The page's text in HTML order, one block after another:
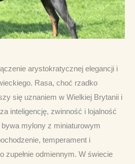
arystokratycznej elegancji i
Rasa, choć rzadko
się uznaniem w Wielkiej Brytanii i
inteligencję, zwinność i lojalność
mylony z miniaturowym
temperament i
zupełnie odmiennym. W świecie